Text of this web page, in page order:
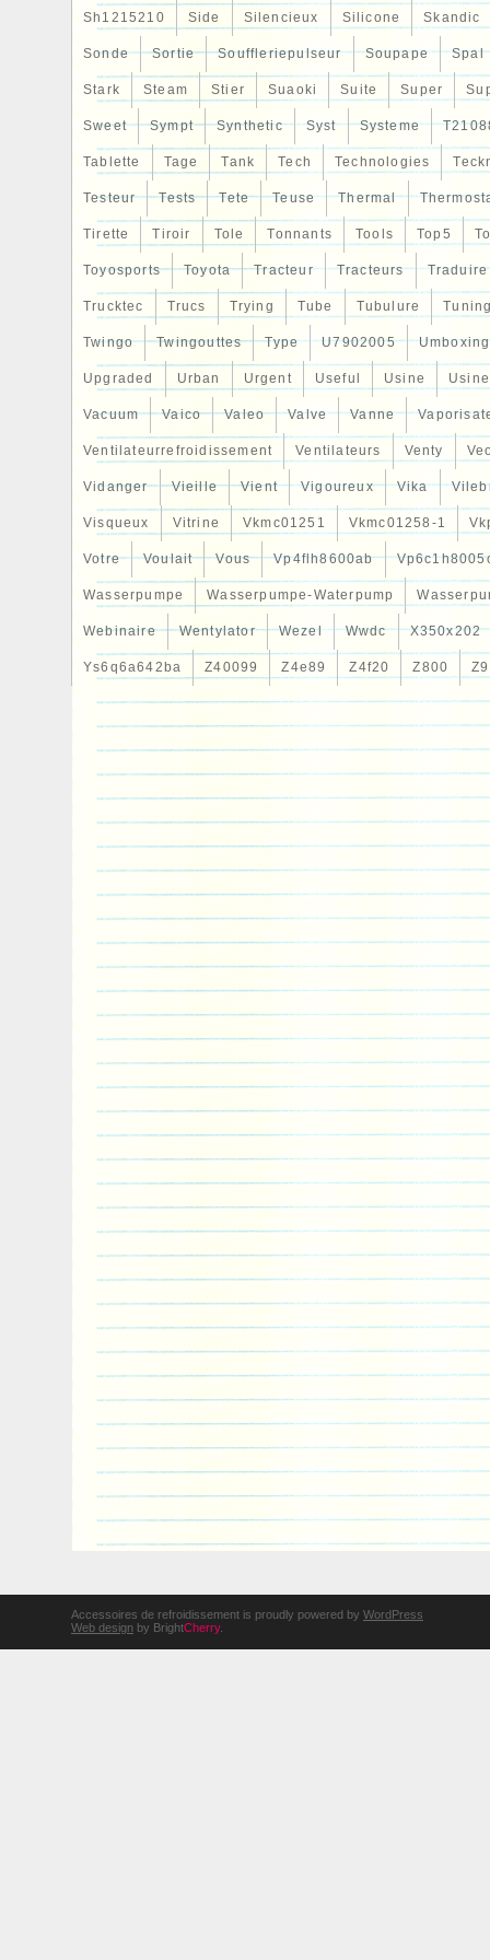
Sh1215210 Side Silencieux Silicone Skandic
Sonde Sortie Souffleriepulseur Soupape Spal
Stark Steam Stier Suaoki Suite Super
Sweet Sympt Synthetic Syst Systeme
Tablette Tage Tank Tech Technologies
Testeur Tests Tete Teuse Thermal
Tirette Tiroir Tole Tonnants Tools Top5
Toyosports Toyota Tracteur Tracteurs Traduire
Trucktec Trucs Trying Tube Tubulure
Twingo Twingouttes Type U7902005 Umboxing
Upgraded Urban Urgent Useful Usine
Vacuum Vaico Valeo Valve Vanne
Ventilateurrefroidissement Ventilateurs Venty
Vidanger Vieille Vient Vigoureux Vika
Visqueux Vitrine Vkmc01251 Vkmc01258-1
Votre Voulait Vous Vp4flh8600ab
Wasserpumpe Wasserpumpe-Waterpump
Webinaire Wentylator Wezel Wwdc X350x202
Ys6q6a642ba Z40099 Z4e89 Z4f20 Z800
Pays de fabrication: Australie
EAN: 9311669000623
Réf. pièce interchangeable: 0062
Numéro de Pièce Fabricant1: DCFK12
Marque: Davies Craig
Numéro de Pièce Fabricant: DCSL 12
Auto Classique Pièce: Oui
Type: Ventilateur de moteur complet
Fabricant: MG
Accessoires de refroidissement is proudly powered by WordPress
Web design by BrightCherry.